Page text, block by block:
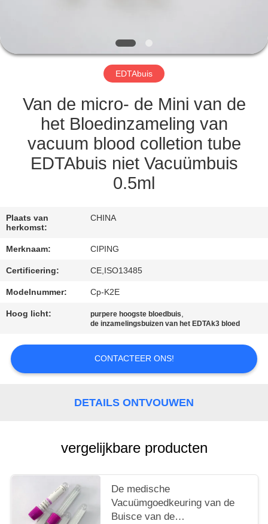
VERZOEK
EEN
CITAAT
SITEMAP
POLICY
EDTAbuis
Van de micro- de Mini van de
het Bloedinzameling van
vacuum blood colletion tube
EDTAbuis niet Vacuümbuis
0.5ml
Plaats van
herkomst:
CHINA
Merknaam: CIPING
Certificering: CE,ISO13485
Modelnummer: Cp-K2E
Hoog licht: purpere hoogste bloedbuis,
de inzamelingsbuizen van het EDTAk3 bloed
CONTACTEER ONS!
DETAILS ONTVOUWEN
vergelijkbare producten
De medische
Vacuümgoedkeuring van de
Buisce van de